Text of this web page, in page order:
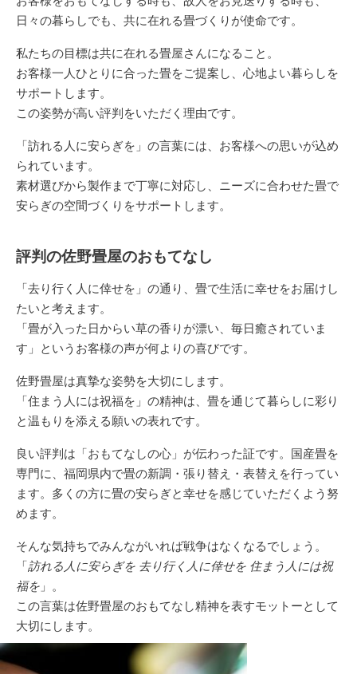
日々の暮らしでも、共に在れる畳づくりが使命です。
私たちの目標は共に在れる畳屋さんになること。
お客様一人ひとりに合った畳をご提案し、心地よい暮らしを
サポートします。
この姿勢が高い評判をいただく理由です。
「訪れる人に安らぎを」の言葉には、お客様への思いが込め
られています。
素材選びから製作まで丁寧に対応し、ニーズに合わせた畳で
安らぎの空間づくりをサポートします。
評判の佐野畳屋のおもてなし
「去り行く人に倖せを」の通り、畳で生活に幸せをお届けし
たいと考えます。
「畳が入った日からい草の香りが漂い、毎日癒されていま
す」というお客様の声が何よりの喜びです。
佐野畳屋は真摯な姿勢を大切にします。
「住まう人には祝福を」の精神は、畳を通じて暮らしに彩り
と温もりを添える願いの表れです。
良い評判は「おもてなしの心」が伝わった証です。国産畳を
専門に、福岡県内で畳の新調・張り替え・表替えを行ってい
ます。多くの方に畳の安らぎと幸せを感じていただくよう努
めます。
そんな気持ちでみんながいれば戦争はなくなるでしょう。
「 訪れる人に安らぎを 去り行く人に倖せを 住まう人には祝
福を 」。
この言葉は佐野畳屋のおもてなし精神を表すモットーとして
大切にします。